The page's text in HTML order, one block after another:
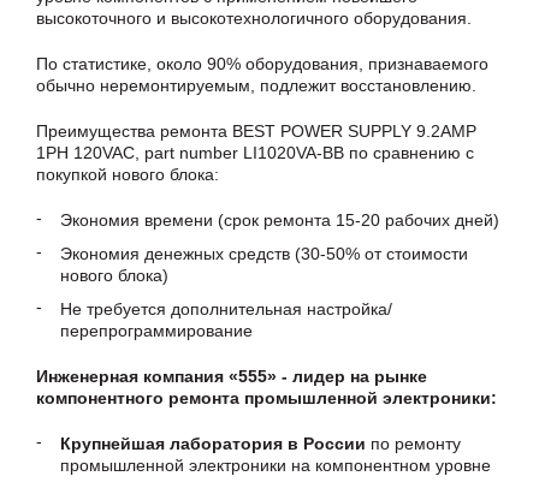
высокоточного и высокотехнологичного оборудования.
По статистике, около 90% оборудования, признаваемого
обычно неремонтируемым, подлежит восстановлению.
Преимущества ремонта BEST POWER SUPPLY 9.2AMP
1PH 120VAC, part number LI1020VA-BB по сравнению с
покупкой нового блока:
Экономия времени (срок ремонта 15-20 рабочих дней)
Экономия денежных средств (30-50% от стоимости
нового блока)
Не требуется дополнительная настройка/
перепрограммирование
Инженерная компания «555» - лидер на рынке
компонентного ремонта промышленной электроники:
Крупнейшая лаборатория в России по ремонту
промышленной электроники на компонентном уровне